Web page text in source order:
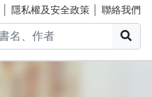
隱私權及安全政策 聯絡我們